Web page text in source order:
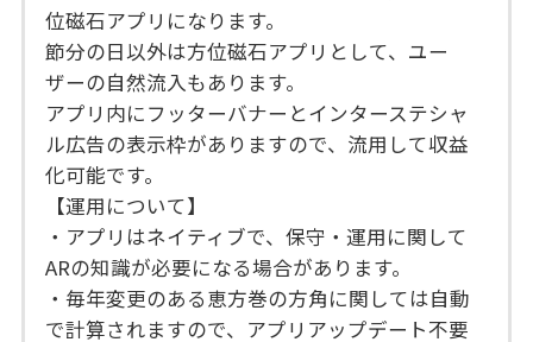
位磁石アプリになります。
節分の日以外は方位磁石アプリとして、ユー
ザーの自然流入もあります。
アプリ内にフッターバナーとインターステシャ
ル広告の表示枠がありますので、流用して収益
化可能です。
【運用について】
・アプリはネイティブで、保守・運用に関して
ARの知識が必要になる場合があります。
・毎年変更のある恵方巻の方角に関しては自動
で計算されますので、アプリアップデート不要